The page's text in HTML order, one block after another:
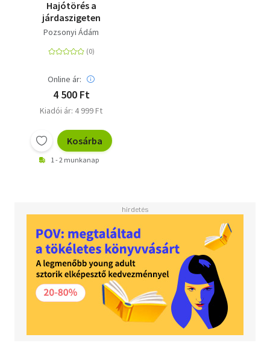
Hajótörés a
járdaszigeten
Pozsonyi Ádám
Online ár:
4 500 Ft
Kiadói ár: 4 999 Ft
Kosárba
1 - 2 munkanap